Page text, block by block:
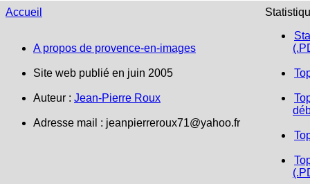
Accueil
A propos de provence-en-images
Site web publié en juin 2005
Auteur : Jean-Pierre Roux
Adresse mail : jeanpierreroux71@yahoo.fr